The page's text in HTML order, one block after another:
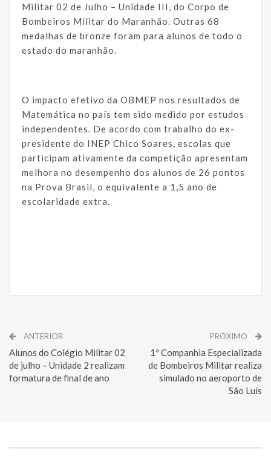
Militar 02 de Julho – Unidade III, do Corpo de
Bombeiros Militar do Maranhão. Outras 68
medalhas de bronze foram para alunos de todo o
estado do maranhão.
O impacto efetivo da OBMEP nos resultados de
Matemática no país tem sido medido por estudos
independentes. De acordo com trabalho do ex-
presidente do INEP Chico Soares, escolas que
participam ativamente da competição apresentam
melhora no desempenho dos alunos de 26 pontos
na Prova Brasil, o equivalente a 1,5 ano de
escolaridade extra.
ANTERIOR
Alunos do Colégio Militar 02
de julho – Unidade 2 realizam
formatura de final de ano
PRÓXIMO
1ª Companhia Especializada
de Bombeiros Militar realiza
simulado no aeroporto de
São Luís